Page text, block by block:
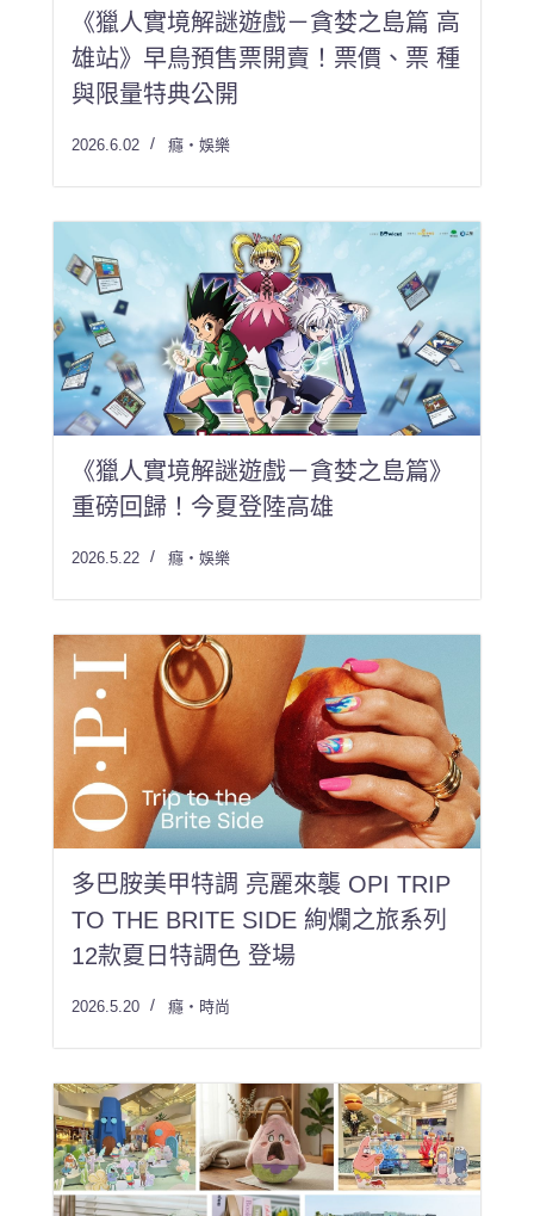
《獵人實境解謎遊戲－貪婪之島篇 高
雄站》早鳥預售票開賣！票價、票 種
與限量特典公開
2026.6.02 癮・娛樂
《獵人實境解謎遊戲－貪婪之島篇》
重磅回歸！今夏登陸高雄
2026.5.22 癮・娛樂
多巴胺美甲特調 亮麗來襲 OPI TRIP
TO THE BRITE SIDE 絢爛之旅系列
12款夏日特調色 登場
2026.5.20 癮・時尚